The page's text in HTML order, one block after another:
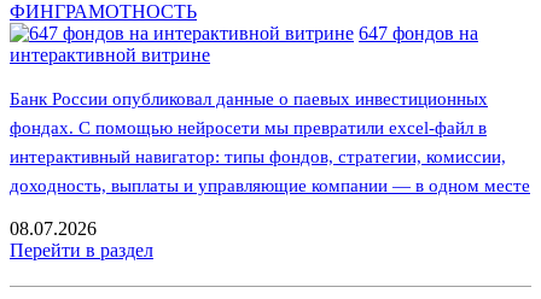
ФИНГРАМОТНОСТЬ
647 фондов на
интерактивной витрине
Банк России опубликовал данные о паевых инвестиционных
фондах. С помощью нейросети мы превратили excel-файл в
интерактивный навигатор: типы фондов, стратегии, комиссии,
доходность, выплаты и управляющие компании — в одном месте
08.07.2026
Перейти в раздел